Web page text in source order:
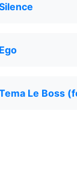
Ego
Le Boss